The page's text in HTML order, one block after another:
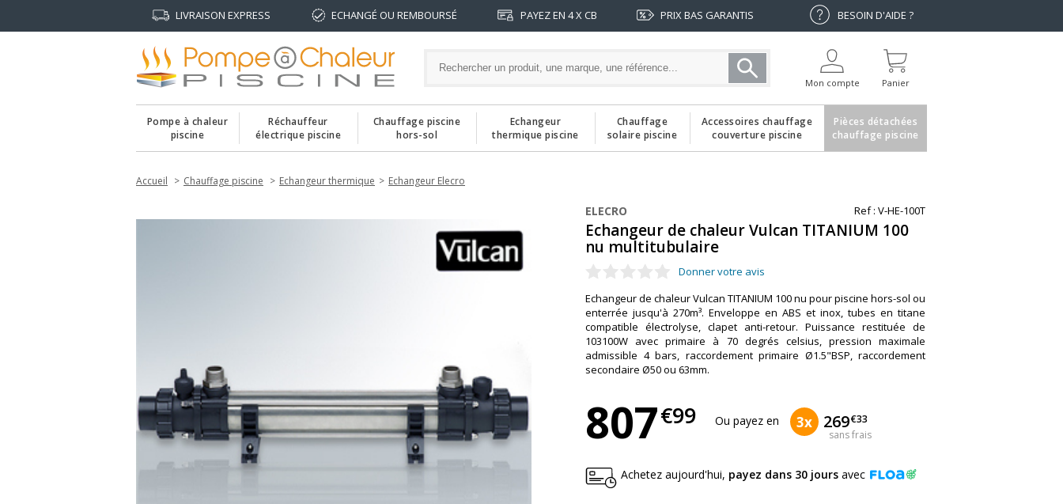
LIVRAISON EXPRESS ECHANGÉ OU REMBOURSÉ PAYEZ EN 4 X CB PRIX BAS GARANTIS BESOIN D'AIDE ?
Panier
Mon compte
Pompe à chaleur
piscine
Réchauffeur
électrique piscine
Chauffage piscine
hors-sol
Echangeur
thermique piscine
Chauffage
solaire piscine
Accessoires chauffage
couverture piscine
Pièces détachées
chauffage piscine
Accueil Chauffage piscine Echangeur thermique Echangeur Elecro
ELECRO Ref : V-HE-100T
Echangeur de chaleur Vulcan TITANIUM 100
nu multitubulaire
Donner votre avis
Echangeur de chaleur Vulcan TITANIUM 100 nu pour piscine hors-sol ou
enterrée jusqu'à 270m³. Enveloppe en ABS et inox, tubes en titane
compatible électrolyse, clapet anti-retour. Puissance restituée de
103100W avec primaire à 70 degrés celsius, pression maximale
admissible 4 bars, raccordement primaire Ø1.5"BSP, raccordement
secondaire Ø50 ou 63mm.
807€99 Ou payez en 3x 269€33
4x 202€00
10x 80€80
sans frais
Achetez aujourd'hui, payez dans 30 jours avec